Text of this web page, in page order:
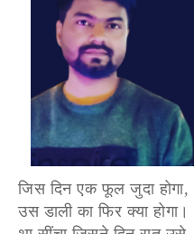
जिस दिन एक फूल जुदा होगा,
उस डाली का फिर क्या होगा।